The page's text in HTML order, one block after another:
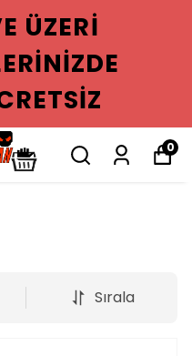
ÜZERI
0
Sırala